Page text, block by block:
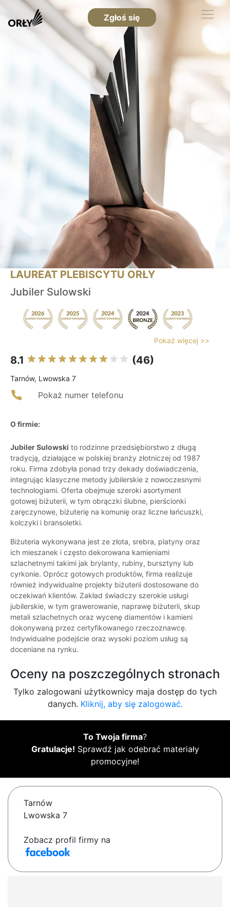
Zgłoś się
LAUREAT PLEBISCYTU ORŁY
Jubiler Sulowski
Pokaż więcej >>
8.1 (46)
Tarnów, Lwowska 7
Pokaż numer telefonu
O firmie:
Jubiler Sulowski to rodzinne przedsiębiorstwo z długą
tradycją, działające w polskiej branży złotniczej od 1987
roku. Firma zdobyła ponad trzy dekady doświadczenia,
integrując klasyczne metody jubilerskie z nowoczesnymi
technologiami. Oferta obejmuje szeroki asortyment
gotowej biżuterii, w tym obrączki ślubne, pierścionki
zaręczynowe, biżuterię na komunię oraz liczne łańcuszki,
kolczyki i bransoletki.
Biżuteria wykonywana jest ze złota, srebra, platyny oraz
ich mieszanek i często dekorowana kamieniami
szlachetnymi takimi jak brylanty, rubiny, bursztyny lub
cyrkonie. Oprócz gotowych produktów, firma realizuje
również indywidualne projekty biżuterii dostosowane do
oczekiwań klientów. Zakład świadczy szerokie usługi
jubilerskie, w tym grawerowanie, naprawę biżuterii, skup
metali szlachetnych oraz wycenę diamentów i kamieni
dokonywaną przez certyfikowanego rzeczoznawcę.
Indywidualne podejście oraz wysoki poziom usług są
doceniane na rynku.
Oceny na poszczególnych stronach
Tylko zalogowani użytkownicy maja dostęp do tych
danych. Kliknij, aby się zalogować.
To Twoja firma?
Gratulacje! Sprawdź jak odebrać materiały
promocyjne!
Tarnów
Lwowska 7
Zobacz profil firmy na